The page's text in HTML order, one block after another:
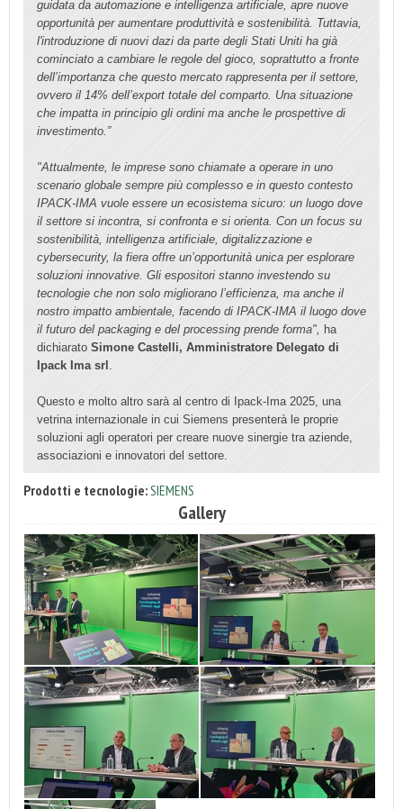
guidata da automazione e intelligenza artificiale, apre nuove
opportunità per aumentare produttività e sostenibilità. Tuttavia,
l'introduzione di nuovi dazi da parte degli Stati Uniti ha già
cominciato a cambiare le regole del gioco, soprattutto a fronte
dell’importanza che questo mercato rappresenta per il settore,
ovvero il 14% dell’export totale del comparto. Una situazione
che impatta in principio gli ordini ma anche le prospettive di
investimento.”
"Attualmente, le imprese sono chiamate a operare in uno
scenario globale sempre più complesso e in questo contesto
IPACK-IMA vuole essere un ecosistema sicuro: un luogo dove
il settore si incontra, si confronta e si orienta. Con un focus su
sostenibilità, intelligenza artificiale, digitalizzazione e
cybersecurity, la fiera offre un’opportunità unica per esplorare
soluzioni innovative. Gli espositori stanno investendo su
tecnologie che non solo migliorano l’efficienza, ma anche il
nostro impatto ambientale, facendo di IPACK-IMA il luogo dove
il futuro del packaging e del processing prende forma", ha
dichiarato Simone Castelli, Amministratore Delegato di
Ipack Ima srl
Questo e molto altro sarà al centro di Ipack-Ima 2025, una
vetrina internazionale in cui Siemens presenterà le proprie
soluzioni agli operatori per creare nuove sinergie tra aziende,
associazioni e innovatori del settore.
Prodotti e tecnologie:SIEMENS
Gallery